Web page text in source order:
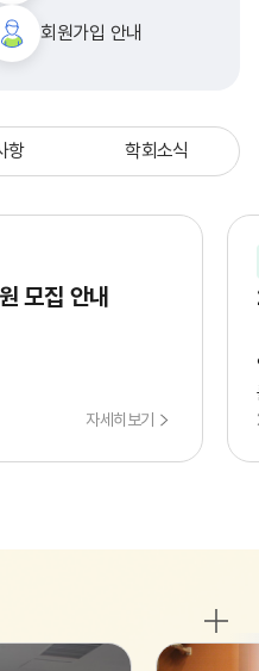
회원가입 안내
모집 안내
자세히보기
항 학회소식